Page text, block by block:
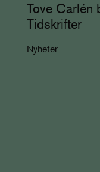
Tove Carlén
Tidskrifter
Nyheter